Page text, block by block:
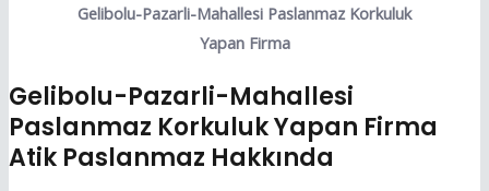
Gelibolu-Pazarli-Mahallesi Paslanmaz Korkuluk
Yapan Firma
Gelibolu-Pazarli-Mahallesi
Paslanmaz Korkuluk Yapan Firma
Atik Paslanmaz Hakkında